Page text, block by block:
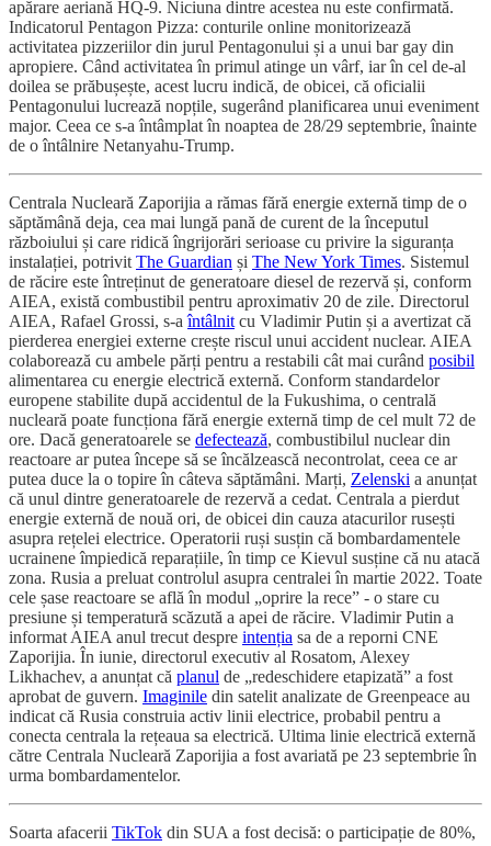
apărare aeriană HQ-9. Niciuna dintre acestea nu este confirmată.
Indicatorul Pentagon Pizza: conturile online monitorizează
activitatea pizzeriilor din jurul Pentagonului și a unui bar gay din
apropiere. Când activitatea în primul atinge un vârf, iar în cel de-al
doilea se prăbușește, acest lucru indică, de obicei, că oficialii
Pentagonului lucrează nopțile, sugerând planificarea unui eveniment
major. Ceea ce s-a întâmplat în noaptea de 28/29 septembrie, înainte
de o întâlnire Netanyahu-Trump.
Centrala Nucleară Zaporijia a rămas fără energie externă timp de o
săptămână deja, cea mai lungă pană de curent de la începutul
războiului și care ridică îngrijorări serioase cu privire la siguranța
instalației, potrivit The Guardian și The New York Times. Sistemul
de răcire este întreținut de generatoare diesel de rezervă și, conform
AIEA, există combustibil pentru aproximativ 20 de zile. Directorul
AIEA, Rafael Grossi, s-aîntâlnit cu Vladimir Putin și a avertizat că
pierderea energiei externe crește riscul unui accident nuclear. AIEA
colaborează cu ambele părți pentru a restabili cât mai curând posibil
alimentarea cu energie electrică externă. Conform standardelor
europene stabilite după accidentul de la Fukushima, o centrală
nucleară poate funcționa fără energie externă timp de cel mult 72 de
ore. Dacă generatoarele se defectează, combustibilul nuclear din
reactoare ar putea începe să se încălzească necontrolat, ceea ce ar
putea duce la o topire în câteva săptămâni. Marți, Zelenski a anunțat
că unul dintre generatoarele de rezervă a cedat. Centrala a pierdut
energie externă de nouă ori, de obicei din cauza atacurilor rusești
asupra rețelei electrice. Operatorii ruși susțin că bombardamentele
ucrainene împiedică reparațiile, în timp ce Kievul susține că nu atacă
zona. Rusia a preluat controlul asupra centralei în martie 2022. Toate
cele șase reactoare se află în modul „oprire la rece” - o stare cu
presiune și temperatură scăzută a apei de răcire. Vladimir Putin a
informat AIEA anul trecut despre intenția sa de a reporni CNE
Zaporijia. În iunie, directorul executiv al Rosatom, Alexey
Likhachev, a anunțat că planul de „redeschidere etapizată” a fost
aprobat de guvern. Imaginile din satelit analizate de Greenpeace au
indicat că Rusia construia activ linii electrice, probabil pentru a
conecta centrala la rețeaua sa electrică. Ultima linie electrică externă
către Centrala Nucleară Zaporijia a fost avariată pe 23 septembrie în
urma bombardamentelor.
Soarta afacerii TikTok din SUA a fost decisă: o participație de 80%,